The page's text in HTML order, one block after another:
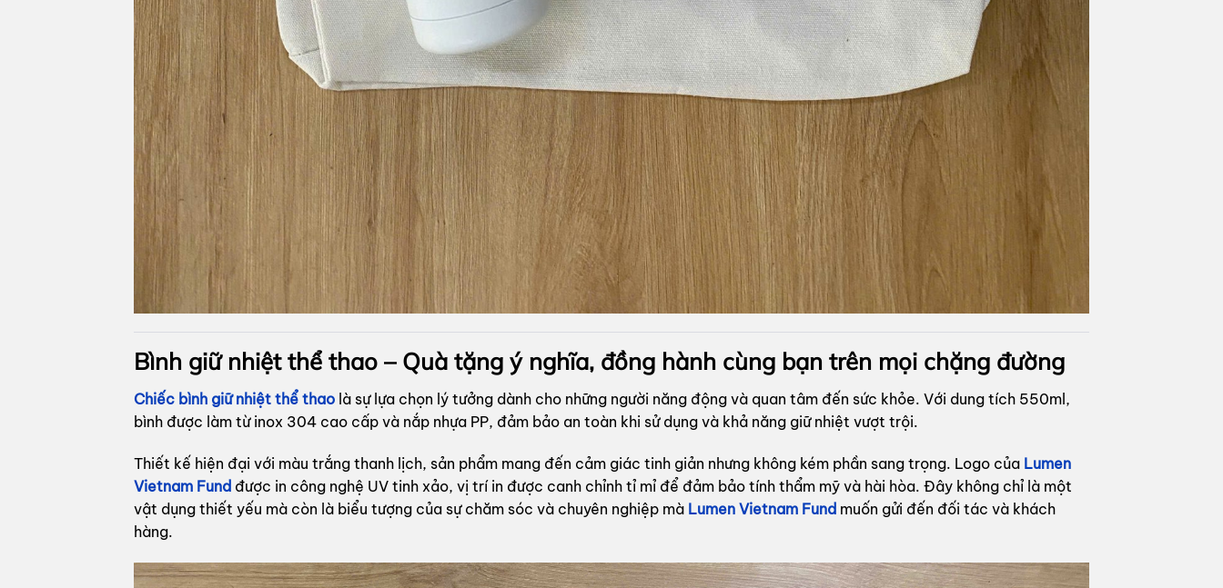
Bình giữ nhiệt thể thao – Quà tặng ý nghĩa, đồng hành cùng bạn trên mọi chặng đường
Chiếc bình giữ nhiệt thể thao là sự lựa chọn lý tưởng dành cho những người năng động và quan tâm đến sức khỏe. Với dung tích 550ml,
bình được làm từ inox 304 cao cấp và nắp nhựa PP, đảm bảo an toàn khi sử dụng và khả năng giữ nhiệt vượt trội.
Thiết kế hiện đại với màu trắng thanh lịch, sản phẩm mang đến cảm giác tinh giản nhưng không kém phần sang trọng. Logo của Lumen
Vietnam Fund được in công nghệ UV tinh xảo, vị trí in được canh chỉnh tỉ mỉ để đảm bảo tính thẩm mỹ và hài hòa. Đây không chỉ là một
vật dụng thiết yếu mà còn là biểu tượng của sự chăm sóc và chuyên nghiệp mà Lumen Vietnam Fund muốn gửi đến đối tác và khách
hàng.